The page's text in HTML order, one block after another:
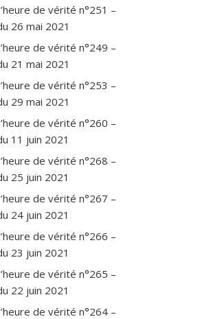
de vérité n°251 –
26 mai 2021
de vérité n°249 –
21 mai 2021
de vérité n°253 –
29 mai 2021
de vérité n°260 –
11 juin 2021
de vérité n°268 –
25 juin 2021
de vérité n°267 –
24 juin 2021
de vérité n°266 –
23 juin 2021
de vérité n°265 –
22 juin 2021
de vérité n°264 –